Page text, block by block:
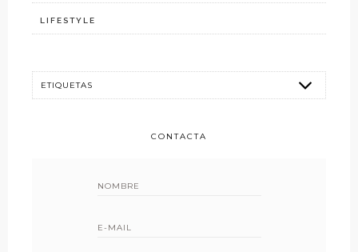
LIFESTYLE
CONTACTA